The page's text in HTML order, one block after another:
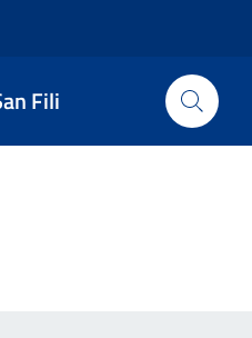
Fili